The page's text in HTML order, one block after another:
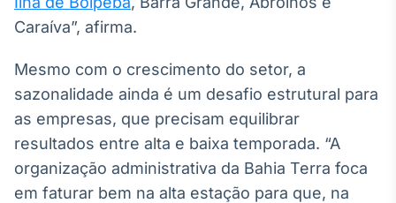
BroadFast
Em breve
Caraíva”, afirma.
Mesmo com o crescimento do setor, a
sazonalidade ainda é um desafio estrutural para
as empresas, que precisam equilibrar
resultados entre alta e baixa temporada. “A
organização administrativa da Bahia Terra foca
em faturar bem na alta estação para que, na